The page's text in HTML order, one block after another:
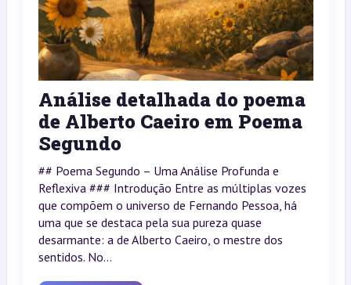
Análise detalhada do poema
de Alberto Caeiro em Poema
Segundo
## Poema Segundo – Uma Análise Profunda e
Reflexiva ### Introdução Entre as múltiplas vozes
que compõem o universo de Fernando Pessoa, há
uma que se destaca pela sua pureza quase
desarmante: a de Alberto Caeiro, o mestre dos
sentidos. No...